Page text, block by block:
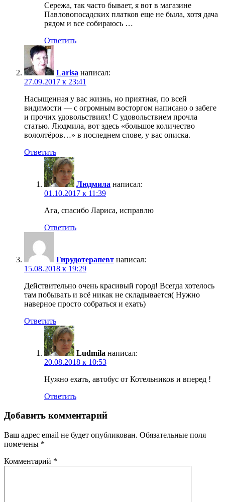
Сережа, так часто бывает, я вот в магазине
Павловопосадских платков еще не была, хотя дача
рядом и все собираюсь …
Ответить
Larisa написал:
27.09.2017 к 23:41
Насыщенная у вас жизнь, но приятная, по всей
видимости — с огромным восторгом написано о забеге
и прочих удовольствиях! С удовольствием прочла
статью. Людмила, вот здесь «большое количество
вололтёров…» в последнем слове, у вас описка.
Ответить
Людмила написал:
01.10.2017 к 11:39
Ага, спасибо Лариса, исправлю
Ответить
Гирудотерапевт написал:
15.08.2018 к 19:29
Действительно очень красивый город! Всегда хотелось
там побывать и всё никак не складывается( Нужно
наверное просто собраться и ехать)
Ответить
Ludmila написал:
20.08.2018 к 10:53
Нужно ехать, автобус от Котельников и вперед !
Ответить
Добавить комментарий
Ваш адрес email не будет опубликован. Обязательные поля
помечены *
Комментарий *